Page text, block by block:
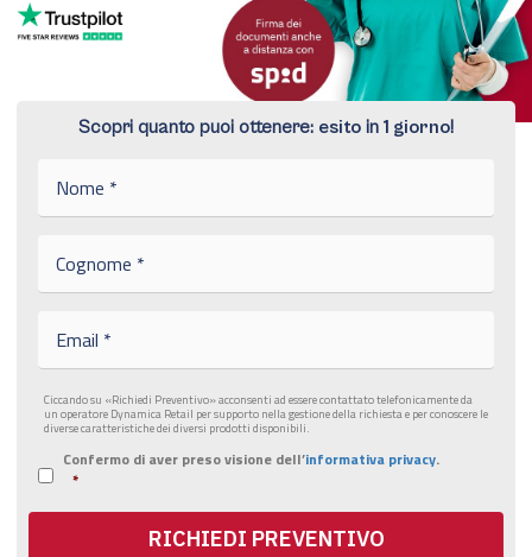
Scopri quanto puoi ottenere: esito in 1 giorno!
m
*
g
m
e
*
m
a
l
*
Ciccando su «Richiedi Preventivo» acconsenti ad essere contattato telefonicamente da
un operatore Dynamica Retail per supporto nella gestione della richiesta e per conoscere le
diverse caratteristiche dei diversi prodotti disponibili.
I
n
f
Confermo di aver preso visione dell’informativa privacy.
*
RICHIEDI PREVENTIVO